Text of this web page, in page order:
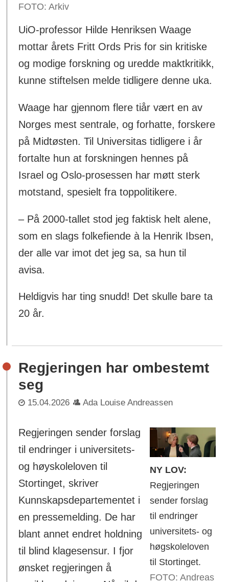
FOTO: Arkiv
UiO-professor Hilde Henriksen Waage
mottar årets Fritt Ords Pris for sin kritiske
og modige forskning og uredde maktkritikk,
kunne stiftelsen melde tidligere denne uka.
Waage har gjennom flere tiår vært en av
Norges mest sentrale, og forhatte, forskere
på Midtøsten. Til Universitas tidligere i år
fortalte hun at forskningen hennes på
Israel og Oslo-prosessen har møtt sterk
motstand, spesielt fra toppolitikere.
– På 2000-tallet stod jeg faktisk helt alene,
som en slags folkefiende à la Henrik Ibsen,
der alle var imot det jeg sa, sa hun til
avisa.
Heldigvis har ting snudd! Det skulle bare ta
20 år.
Regjeringen har ombestemt
seg
15.04.2026 Ada Louise Andreassen
NY LOV:
Regjeringen
sender forslag
til endringer
universitets- og
høgskoleloven
til Stortinget.
FOTO: Andreas
Regjeringen sender forslag
til endringer i universitets-
og høyskoleloven til
Stortinget, skriver
Kunnskapsdepartementet i
en pressemelding. De har
blant annet endret holdning
til blind klagesensur. I fjor
ønsket regjeringen å